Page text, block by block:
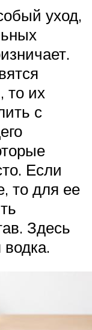
уход,
то их
с
Если
то для ее
Здесь